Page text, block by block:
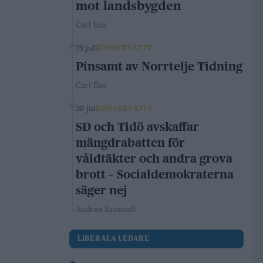
mot landsbygden
Carl Eos
29 jul KONSERVATIV
Pinsamt av Norrtelje Tidning
Carl Eos
20 jul KONSERVATIV
SD och Tidö avskaffar
mängdrabatten för
våldtäkter och andra grova
brott – Socialdemokraterna
säger nej
Andrea Kronvall
LIBERALA LEDARE